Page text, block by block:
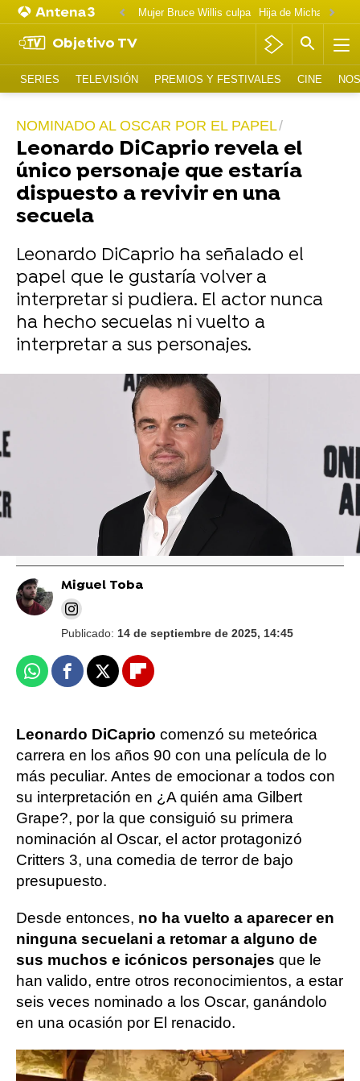
Mujer Bruce Willis culpa
Objetivo TV
SERIES TELEVISIÓN PREMIOS Y FESTIVALES CINE
NOMINADO AL OSCAR POR EL PAPEL
Leonardo DiCaprio revela el
único personaje que estaría
dispuesto a revivir en una
secuela
Leonardo DiCaprio ha señalado el
papel que le gustaría volver a
interpretar si pudiera. El actor nunca
ha hecho secuelas ni vuelto a
interpretar a sus personajes.
Leonardo DiCaprio se reúne con el malo
de Titanic, Billy Zane, pero no lo
reconocerás: 28 años después
Miguel Toba
Publicado: 14 de septiembre de 2025, 14:45
WhatsappFacebook
X Flipboard
Leonardo DiCaprio comenzó su meteórica
carrera en los años 90 con una película de lo
más peculiar. Antes de emocionar a todos con
su interpretación en ¿A quién ama Gilbert
Grape?, por la que consiguió su primera
nominación al Oscar, el actor protagonizó
Critters 3, una comedia de terror de bajo
presupuesto.
Desde entonces, no ha vuelto a aparecer en
ninguna secuelani a retomar a alguno de
sus muchos e icónicos personajes que le
han valido, entre otros reconocimientos, a estar
seis veces nominado a los Oscar, ganándolo
en una ocasión por El renacido.